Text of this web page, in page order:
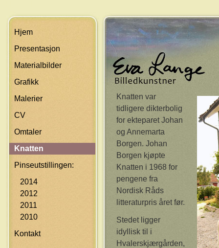
Hjem
Presentasjon
Materialbilder
Grafikk
Malerier
CV
Omtaler
Knatten
Pinseutstillingen:
2014
2012
2011
2010
Kontakt
Knatten var
tidligere dikterbolig
for ekteparet Johan
og Annemarta
Borgen. Johan
Borgen kjøpte
Knatten i 1968 for
pengene fra
Nordisk Råds
litteraturpris året før.
Stedet ligger
idyllisk til i
Hvalerskjærgården,